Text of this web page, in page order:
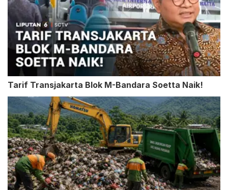
Tarif Transjakarta Blok M-Bandara Soetta Naik!